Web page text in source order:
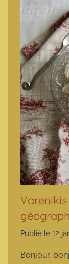
Publié le 12
Bonjour,